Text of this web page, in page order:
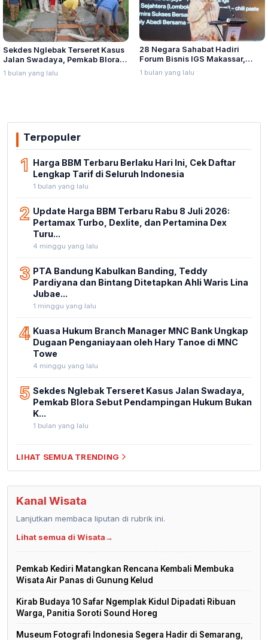
Sekdes Nglebak Terseret Kasus
Jalan Swadaya, Pemkab Blora
Sebut Pendampingan Hukum
Bukan Kewenangannya
1 bulan yang lalu
28 Negara Sahabat Hadiri
Forum Bisnis IGS Makassar,
Munafri Tawarkan Investasi
Stadion Untia
1 bulan yang lalu
Terpopuler
1 Harga BBM Terbaru Berlaku Hari Ini, Cek Daftar
Lengkap Tarif di Seluruh Indonesia
1 bulan yang lalu
2 Update Harga BBM Terbaru Rabu 8 Juli 2026:
Pertamax Turbo, Dexlite, dan Pertamina Dex
Turu...
4 minggu yang lalu
3 PTA Bandung Kabulkan Banding, Teddy
Pardiyana dan Bintang Ditetapkan Ahli Waris Lina
Jubae...
1 minggu yang lalu
4 Kuasa Hukum Branch Manager MNC Bank Ungkap
Dugaan Penganiayaan oleh Hary Tanoe di MNC
Towe
4 minggu yang lalu
5 Sekdes Nglebak Terseret Kasus Jalan Swadaya,
Pemkab Blora Sebut Pendampingan Hukum Bukan
K...
1 bulan yang lalu
LIHAT SEMUA TRENDING
Kanal Wisata
Lanjutkan membaca liputan di rubrik ini.
Lihat semua di Wisata→
Pemkab Kediri Matangkan Rencana Kembali Membuka
Wisata Air Panas di Gunung Kelud
Kirab Budaya 10 Safar Ngemplak Kidul Dipadati Ribuan
Warga, Panitia Soroti Sound Horeg
Museum Fotografi Indonesia Segera Hadir di Semarang,